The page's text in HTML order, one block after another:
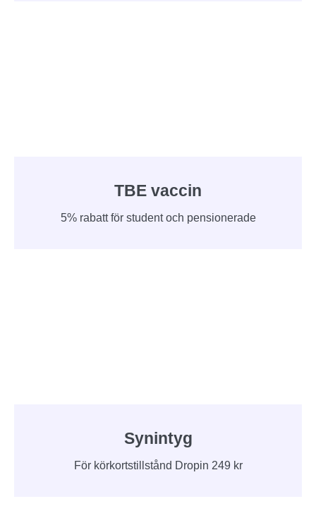
TBE vaccin
5% rabatt för student och pensionerade
Synintyg
För körkortstillstånd Dropin 249 kr